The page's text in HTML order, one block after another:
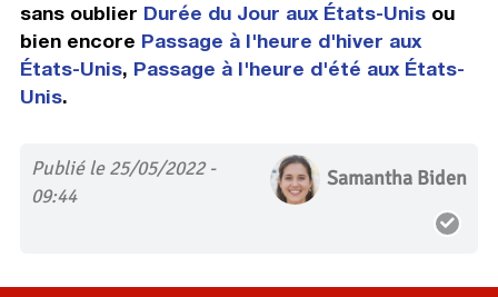
sans oublier Durée du Jour aux États-Unisou
bien encore Passage à l'heure d'hiver aux
États-Unis, Passage à l'heure d'été aux États-
Unis.
Publié le 25/05/2022 -
09:44
Samantha Biden